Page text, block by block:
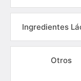
Ingredientes
Otros